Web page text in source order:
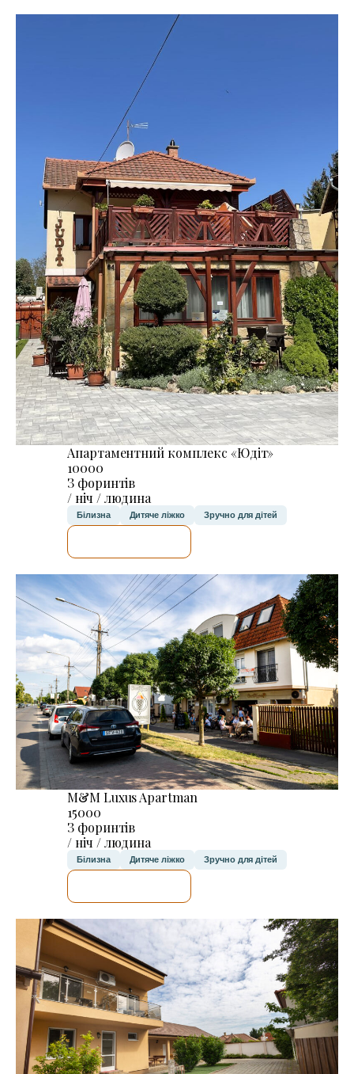
Апартаментний комплекс «Юдіт»
10000
З форинтів
/ ніч / людина
Білизна Дитяче ліжко Зручно для дітей
M&M Luxus Apartman
15000
З форинтів
/ ніч / людина
Білизна Дитяче ліжко Зручно для дітей